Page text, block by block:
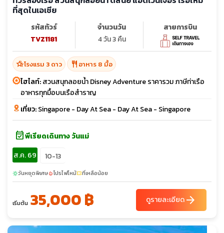
ที่สุดในเอเชีย
รหัสทัวร์
TVZ1181
จำนวนวัน
4 วัน 3 คืน
สายการบิน
hotel_classโรงแรม 3 ดาว restaurant อาหาร 8 มื้อ
ไฮไลท์:สวนสนุกลอยน้ำ Disney Adventure ราคารวม ภาษีท่าเรือ
อาหารทุกมื้อบนเรือสำราญ
เที่ยว:Singapore - Day At Sea - Day At Sea - Singapore
event_availableพีเรียดเดินทาง วันแม่
ส.ค. 69
10-13
sunnyวันหยุดพิเศษlocal_fire_departmentโปรไฟไหม้confirmation_numberที่เหลือน้อย
เริ่มต้น 35,000 ฿ ดูรายละเอียดarrow_forward